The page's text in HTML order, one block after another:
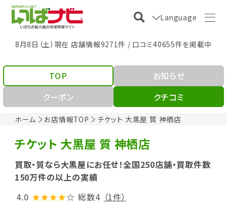
Language
8月8日（土）現在 店舗情報9271件 / 口コミ40655件を掲載中
ホーム お店情報TOP チケット 大黒屋 質 神栖店
TOP
お知らせ
クーポン
クチコミ
チケット 大黒屋 質 神栖店
買取・質なら大黒屋にお任せ！全国250店舗・買取件数
150万件の以上の実績
4.0 ★★★★☆ 総数4 （1件）